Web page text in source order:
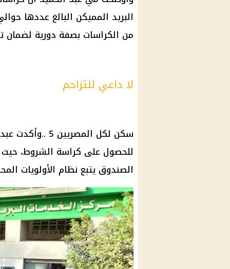
البريد
من الكراسات بصفة دورية لضمان
لا داعي للتزاحم
سكن لكل المصريين
للحصول على كراسة الشروط،
الصندوق يتبع نظام الأولويات